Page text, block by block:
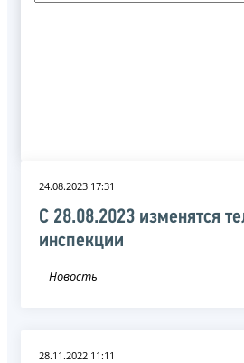
24.08.2023 17:31
С 28.08.2023 изменятся
инспекции
Новость
28.11.2022 11:11